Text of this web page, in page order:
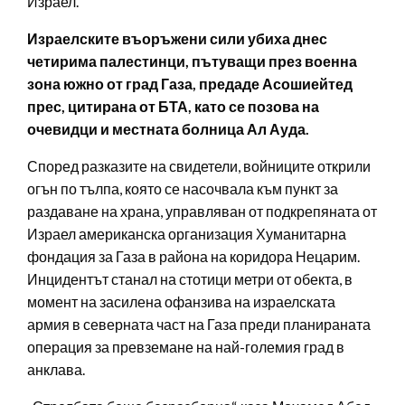
Израелските въоръжени сили убиха днес
четирима палестинци, пътуващи през военна
зона южно от град Газа, предаде Асошиейтед
прес, цитирана от БТА, като се позова на
очевидци и местната болница Ал Ауда.
Според разказите на свидетели, войниците открили
огън по тълпа, която се насочвала към пункт за
раздаване на храна, управляван от подкрепяната от
Израел американска организация Хуманитарна
фондация за Газа в района на коридора Нецарим.
Инцидентът станал на стотици метри от обекта, в
момент на засилена офанзива на израелската
армия в северната част на Газа преди планираната
операция за превземане на най-големия град в
анклава.